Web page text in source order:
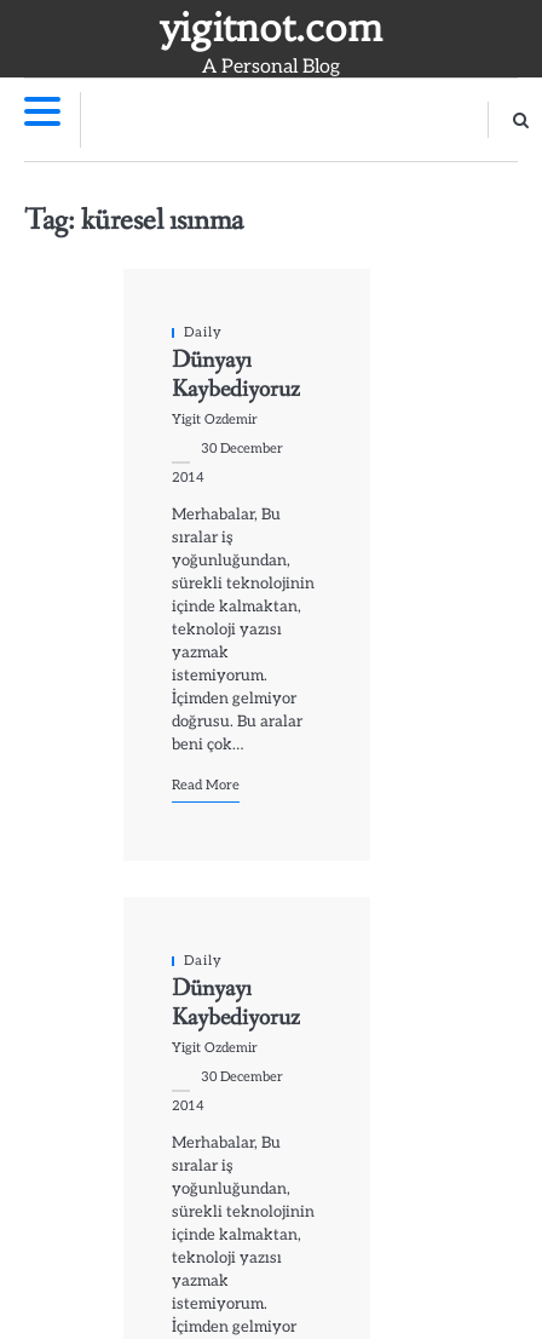
yigitnot.com
A Personal Blog
Tag:küresel ısınma
Daily
Dünyayı
Kaybediyoruz
Yigit Ozdemir
30 December
2014
Merhabalar, Bu
sıralar iş
yoğunluğundan,
sürekli teknolojinin
içinde kalmaktan,
teknoloji yazısı
yazmak
istemiyorum.
İçimden gelmiyor
doğrusu. Bu aralar
beni çok…
Read More
Daily
Dünyayı
Kaybediyoruz
Yigit Ozdemir
30 December
2014
Merhabalar, Bu
sıralar iş
yoğunluğundan,
sürekli teknolojinin
içinde kalmaktan,
teknoloji yazısı
yazmak
istemiyorum.
İçimden gelmiyor